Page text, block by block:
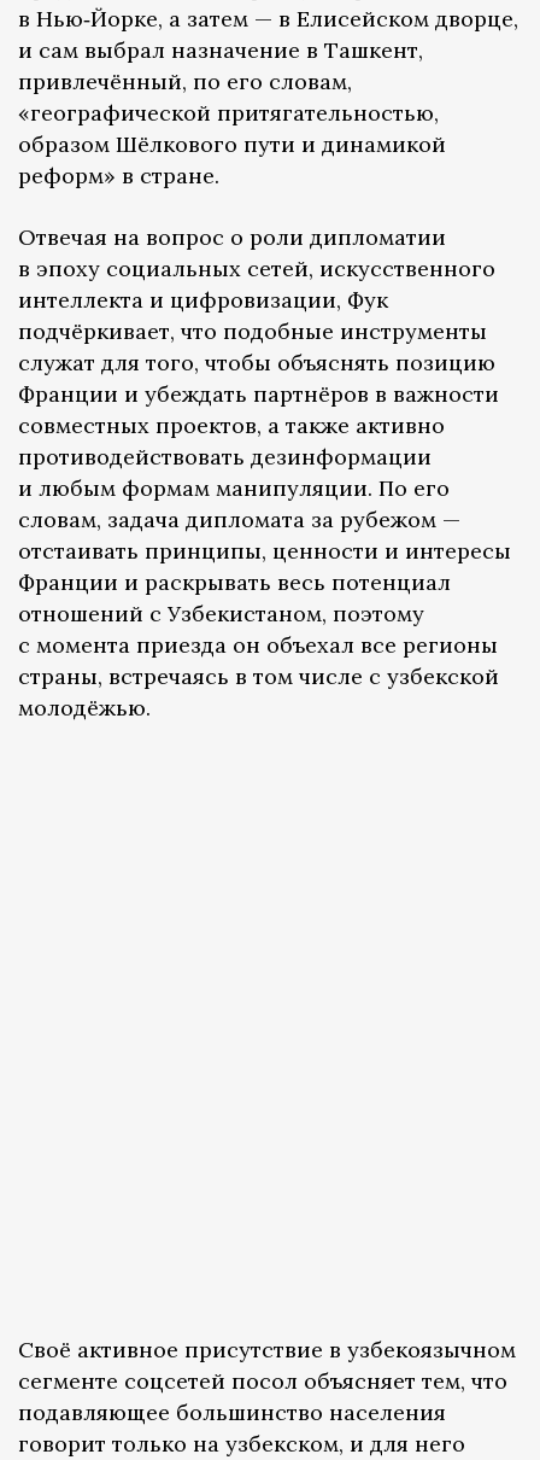
в Нью‑Йорке, а затем — в Елисейском дворце,
и сам выбрал назначение в Ташкент,
привлечённый, по его словам,
«географической притягательностью,
образом Шёлкового пути и динамикой
реформ» в стране.
Отвечая на вопрос о роли дипломатии
в эпоху социальных сетей, искусственного
интеллекта и цифровизации, Фук
подчёркивает, что подобные инструменты
служат для того, чтобы объяснять позицию
Франции и убеждать партнёров в важности
совместных проектов, а также активно
противодействовать дезинформации
и любым формам манипуляции. По его
словам, задача дипломата за рубежом —
отстаивать принципы, ценности и интересы
Франции и раскрывать весь потенциал
отношений с Узбекистаном, поэтому
с момента приезда он объехал все регионы
страны, встречаясь в том числе с узбекской
молодёжью.
Своё активное присутствие в узбекоязычном
сегменте соцсетей посол объясняет тем, что
подавляющее большинство населения
говорит только на узбекском, и для него